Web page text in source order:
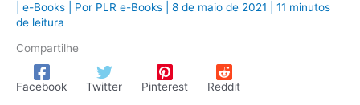
e-Books | Por PLR e-Books 8 de maio de 2021
11 minutos
de leitura
Compartilhe
Facebook Twitter Pinterest Reddit